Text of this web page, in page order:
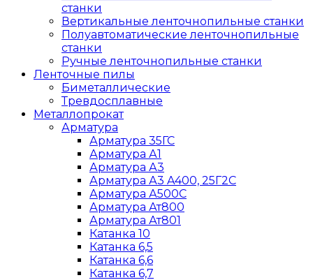
станки
Вертикальные ленточнопильные станки
Полуавтоматические ленточнопильные
станки
Ручные ленточнопильные станки
Ленточные пилы
Биметаллические
Тревдосплавные
Металлопрокат
Арматура
Арматура 35ГС
Арматура А1
Арматура А3
Арматура А3 A400, 25Г2С
Арматура А500С
Арматура Ат800
Арматура Ат801
Катанка 10
Катанка 6,5
Катанка 6,6
Катанка 6,7